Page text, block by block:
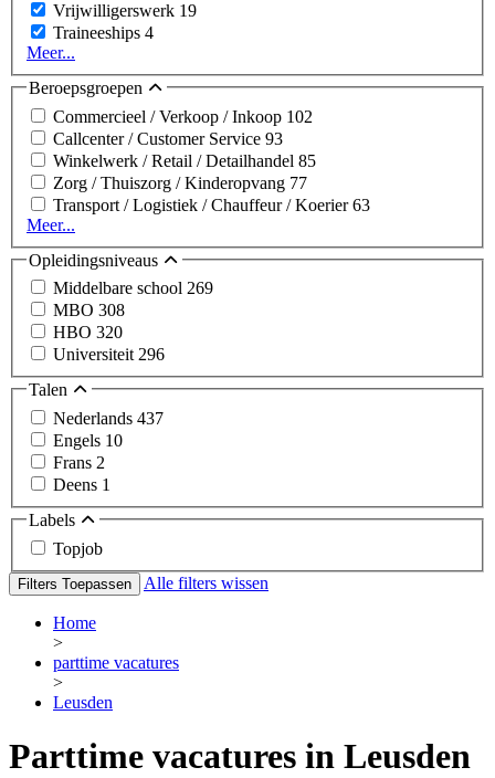
Vrijwilligerswerk 19
Traineeships 4
Meer...
Beroepsgroepen
Commercieel / Verkoop / Inkoop 102
Callcenter / Customer Service 93
Winkelwerk / Retail / Detailhandel 85
Zorg / Thuiszorg / Kinderopvang 77
Transport / Logistiek / Chauffeur / Koerier63
Meer...
Opleidingsniveaus
Middelbare school 269
MBO 308
HBO 320
Universiteit296
Talen
Nederlands 437
Engels 10
Frans 2
Deens 1
Labels
Topjob
Filters Toepassen Alle filters wissen
Home
>
parttime vacatures
>
Leusden
Parttime vacatures in Leusden